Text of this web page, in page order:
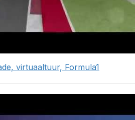
virtuaaltuur, Formula1